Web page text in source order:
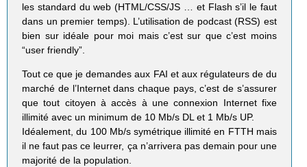
les standard du web (HTML/CSS/JS … et Flash s’il le faut
dans un premier temps). L’utilisation de podcast (RSS) est
bien sur idéale pour moi mais c’est sur que c’est moins
“user friendly”.
Tout ce que je demandes aux FAI et aux régulateurs de du
marché de l’Internet dans chaque pays, c’est de s’assurer
que tout citoyen à accès à une connexion Internet fixe
illimité avec un minimum de 10 Mb/s DL et 1 Mb/s UP.
Idéalement, du 100 Mb/s symétrique illimité en FTTH mais
il ne faut pas ce leurrer, ça n’arrivera pas demain pour une
majorité de la population.